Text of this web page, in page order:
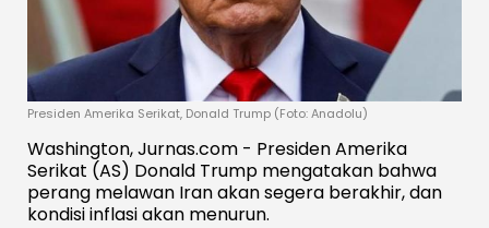
Presiden Amerika Serikat, Donald Trump (Foto: Anadolu)
Washington, Jurnas.com - Presiden Amerika
Serikat (AS) Donald Trump mengatakan bahwa
perang melawan Iran akan segera berakhir, dan
kondisi inflasi akan menurun.